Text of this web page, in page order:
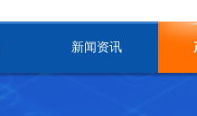
新闻资讯